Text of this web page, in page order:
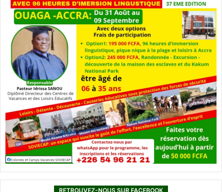
RETROUVEZ-NOUS SUR FACEBOOK